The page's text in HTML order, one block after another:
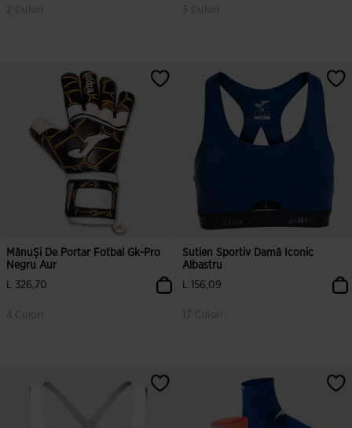
2 Culori
4,4 din 5 evaluări ale clienților
3 Culori
5 din 5 evaluări ale clienților
MănuȘi De Portar Fotbal Gk-Pro
Negru Aur
L 326,70
4 Culori
Sutien Sportiv Damă Iconic
Albastru
L 156,09
17 Culori
4,6 din 5 evaluări ale clienților